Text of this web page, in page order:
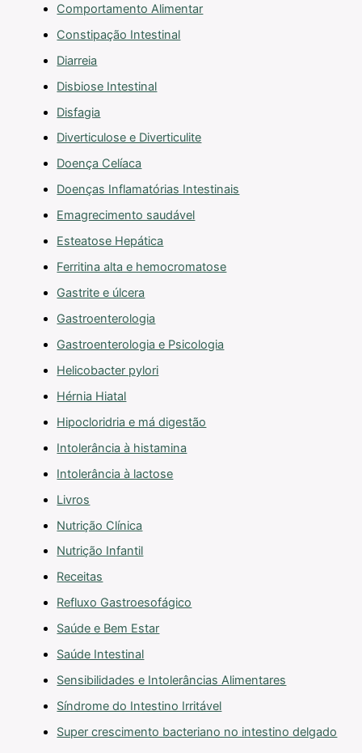
Comportamento Alimentar
Constipação Intestinal
Diarreia
Disbiose Intestinal
Disfagia
Diverticulose e Diverticulite
Doença Celíaca
Doenças Inflamatórias Intestinais
Emagrecimento saudável
Esteatose Hepática
Ferritina alta e hemocromatose
Gastrite e úlcera
Gastroenterologia
Gastroenterologia e Psicologia
Helicobacter pylori
Hérnia Hiatal
Hipocloridria e má digestão
Intolerância à histamina
Intolerância à lactose
Livros
Nutrição Clínica
Nutrição Infantil
Receitas
Refluxo Gastroesofágico
Saúde e Bem Estar
Saúde Intestinal
Sensibilidades e Intolerâncias Alimentares
Síndrome do Intestino Irritável
Super crescimento bacteriano no intestino delgado